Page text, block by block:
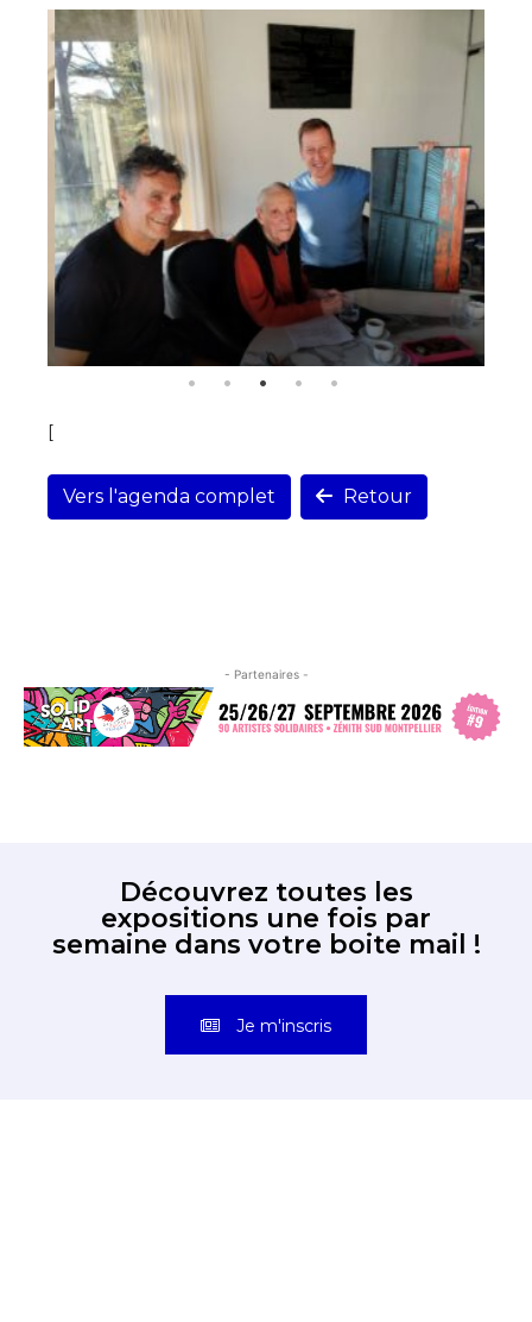
[
Vers l'agenda complet Retour
- Partenaires -
Découvrez toutes les
expositions une fois par
semaine dans votre boite mail !
Je m'inscris